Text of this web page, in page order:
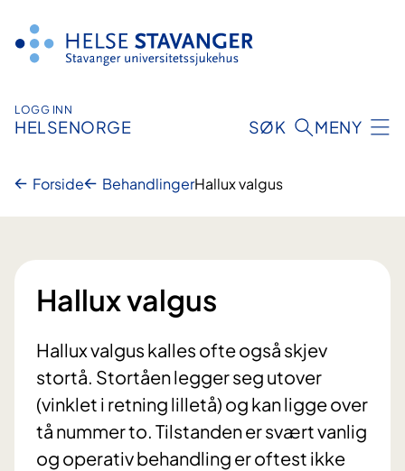
innhold
LOGG INN
HELSENORGE SØK MENY
Forside BehandlingerHallux valgus
Hallux valgus
Hallux valgus kalles ofte også skjev
stortå. Stortåen legger seg utover
(vinklet i retning lilletå) og kan ligge over
tå nummer to. Tilstanden er svært vanlig
og operativ behandling er oftest ikke